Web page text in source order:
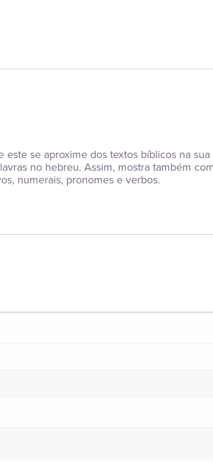
se aproxime dos textos bíblicos na
no hebreu. Assim, mostra também
numerais, pronomes e verbos.